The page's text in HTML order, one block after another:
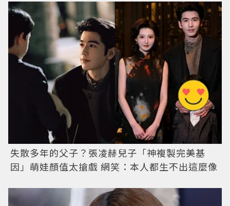
失散多年的父子？張凌赫兒子「神複製完美基
因」萌娃顏值太搶戲 網笑：本人都生不出這麼像